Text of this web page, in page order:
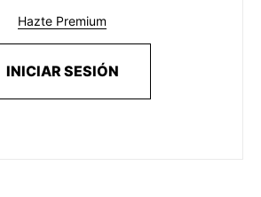
Hazte Premium
INICIAR SESIÓN